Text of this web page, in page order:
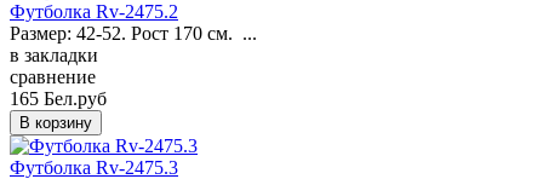
Футболка Rv-2475.2
Размер: 42-52. Рост 170 см. ...
в закладки
сравнение
165 Бел.руб
Футболка Rv-2475.3